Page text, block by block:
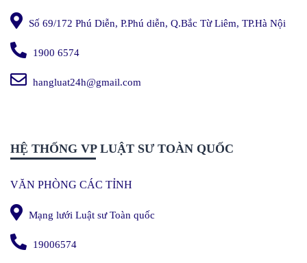
Số 69/172 Phú Diễn, P.Phú diễn, Q.Bắc Từ Liêm, TP.Hà Nội
1900 6574
hangluat24h@gmail.com
HỆ THỐNG VP LUẬT SƯ TOÀN QUỐC
VĂN PHÒNG CÁC TỈNH
Mạng lưới Luật sư Toàn quốc
19006574